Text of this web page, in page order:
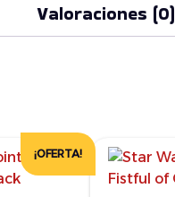
Valoraciones (0)
¡OFERTA!